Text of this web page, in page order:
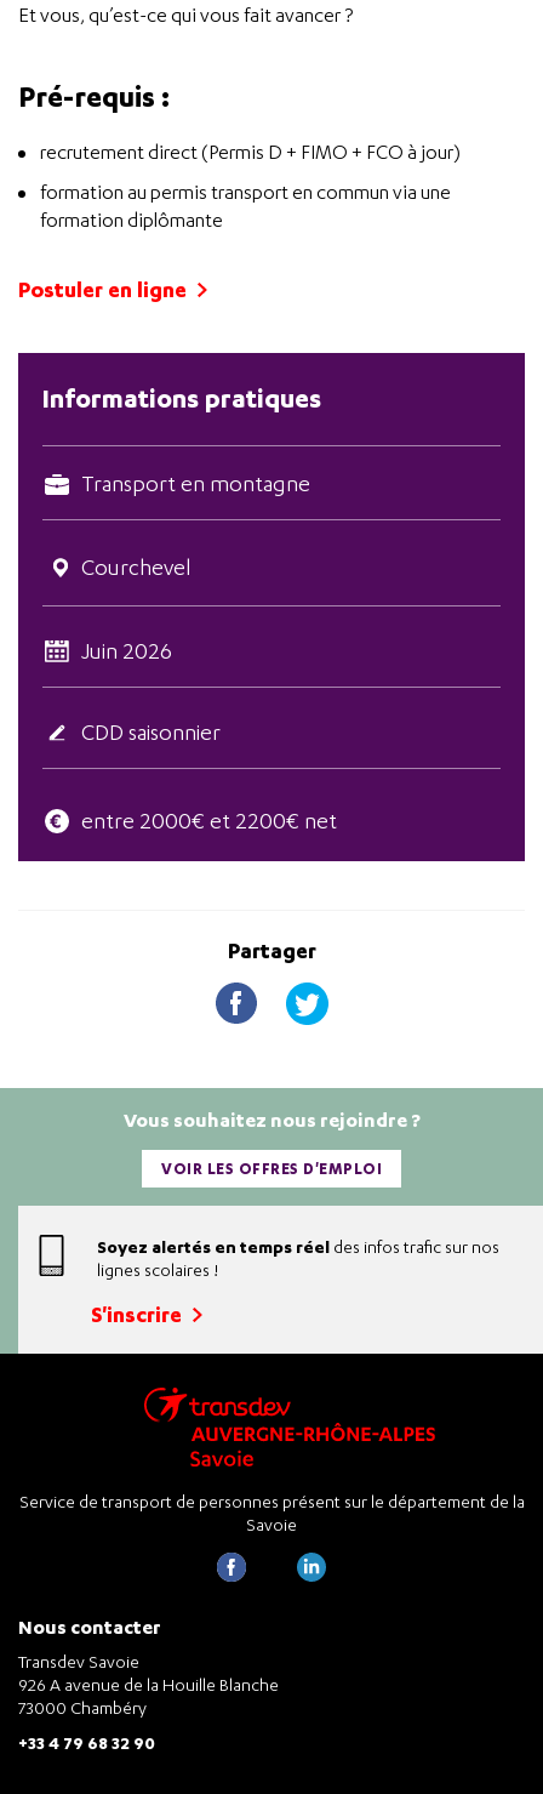
Et vous, qu’est-ce qui vous fait avancer ?
Pré-requis :
recrutement direct (Permis D + FIMO + FCO à jour)
formation au permis transport en commun via une
formation diplômante
Postuler en ligne
Informations pratiques
Transport en montagne
Courchevel
Juin 2026
CDD saisonnier
entre 2000€ et 2200€ net
Partager
Vous souhaitez nous rejoindre ?
VOIR LES OFFRES D'EMPLOI
Soyez alertés en temps réel des infos trafic sur nos
lignes scolaires !
S'inscrire
Service de transport de personnes présent sur le département de la
Savoie
Nous contacter
Transdev Savoie
926 A avenue de la Houille Blanche
73000 Chambéry
+33 4 79 68 32 90